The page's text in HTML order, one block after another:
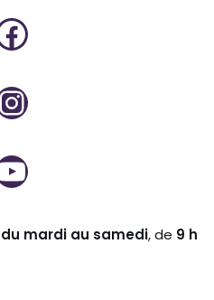
du mardi au samedi, de 9 h